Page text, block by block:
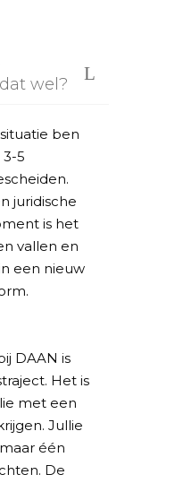
wel?
ben
5
juridische
is het
vallen en
een nieuw
DAAN is
Het is
met een
Jullie
één
De